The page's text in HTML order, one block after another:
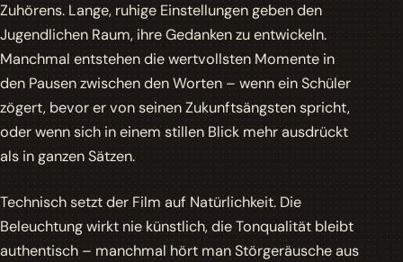
Zuhörens. Lange, ruhige Einstellungen geben den
Jugendlichen Raum, ihre Gedanken zu entwickeln.
Manchmal entstehen die wertvollsten Momente in
den Pausen zwischen den Worten– wenn ein Schüler
zögert, bevor er von seinen Zukunftsängsten spricht,
oder wenn sich in einem stillen Blick mehr ausdrückt
als in ganzen Sätzen.
Technisch setzt der Film auf Natürlichkeit. Die
Beleuchtung wirkt nie künstlich, die Tonqualität bleibt
authentisch – manchmal hört man Störgeräusche aus